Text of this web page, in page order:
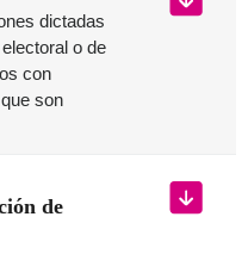
dictadas
o de
con
son
de